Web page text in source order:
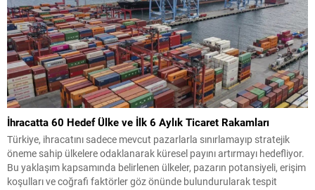
İhracatta 60 Hedef Ülke ve İlk 6 Aylık Ticaret Rakamları
Türkiye, ihracatını sadece mevcut pazarlarla sınırlamayıp stratejik
öneme sahip ülkelere odaklanarak küresel payını artırmayı hedefliyor.
Bu yaklaşım kapsamında belirlenen ülkeler, pazarın potansiyeli, erişim
koşulları ve coğrafi faktörler göz önünde bulundurularak tespit